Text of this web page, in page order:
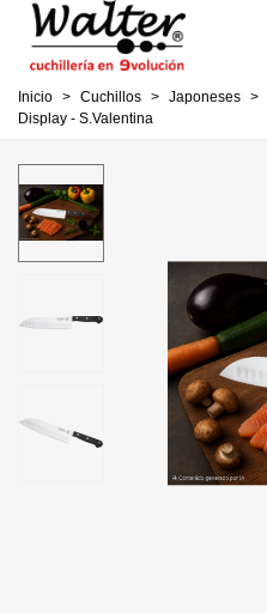
Inicio > Cuchillos > Japoneses >
Display - S.Valentina